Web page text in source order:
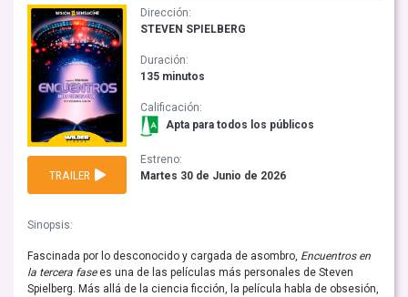
TRAILER
Dirección:
STEVEN SPIELBERG
Duración:
135 minutos
Calificación:
Apta para todos los públicos
Estreno:
Martes 30 de Junio de 2026
Sinopsis:
Fascinada por lo desconocido y cargada de asombro, Encuentros en
la tercera fasees una de las películas más personales de Steven
Spielberg. Más allá de la ciencia ficción, la película habla de obsesión,